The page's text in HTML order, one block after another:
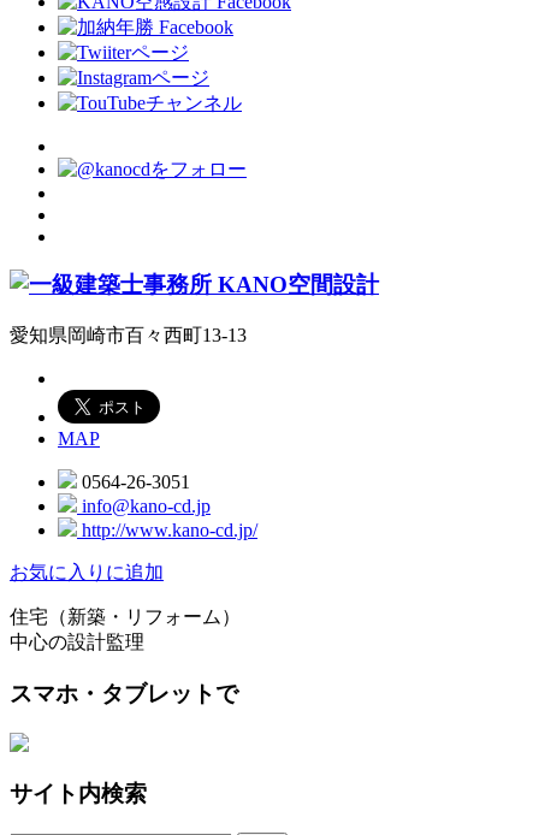
愛知県岡崎市百々西町13-13
MAP
0564-26-3051
info@kano-cd.jp
http://www.kano-cd.jp/
お気に入りに追加
住宅（新築・リフォーム）
中心の設計監理
スマホ・タブレットで
サイト内検索